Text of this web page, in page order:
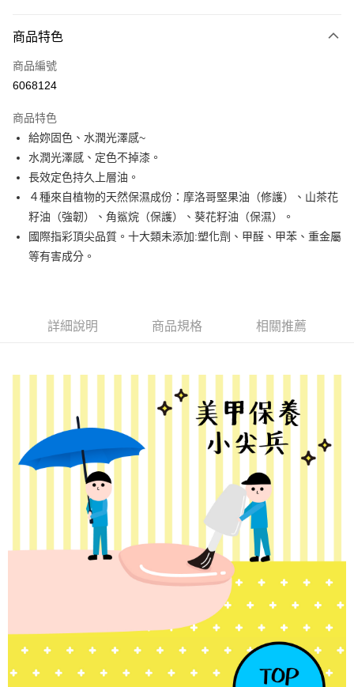
信用卡一次付款
超商取貨付款
Apple Pay
街口支付
悠遊付
運送方式
全家取貨付款
取貨付款，誤選客服會協助您更改。
黑貓宅急便
每筆NT$100，滿NT$699(含以上)免運費
商品特色
商品編號
6068124
商品特色
給妳固色、水潤光澤感~
水潤光澤感、定色不掉漆。
長效定色持久上層油。
４種來自植物的天然保濕成份：摩洛哥堅果油（修護）、山茶花
籽油（強韌）、角鯊烷（保護）、葵花籽油（保濕）。
國際指彩頂尖品質。十大類未添加:塑化劑、甲醛、甲苯、重金屬
等有害成分。
詳細說明 商品規格 相關推薦